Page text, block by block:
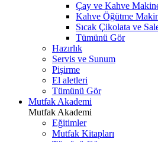
Çay ve Kahve
Kahve Öğütme
Sıcak Çikolata ve
Tümünü Gör
Hazırlık
Servis ve Sunum
Pişirme
El aletleri
Tümünü Gör
Mutfak Akademi
Mutfak Akademi
Eğitimler
Mutfak Kitapları